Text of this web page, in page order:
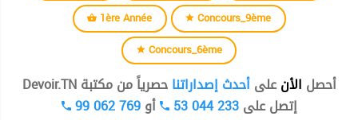
1ère Année
Concours_9ème
Concours_6ème
أحصل الأنعلىأحدث إصداراتناحصرياً من مكتبة Devoir.TN
إتصل على53 044 233 أو99 062 769